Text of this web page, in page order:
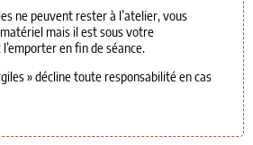
ne peuvent rester à l’atelier, vous
mais il est sous votre
en fin de séance.
» décline toute responsabilité en cas